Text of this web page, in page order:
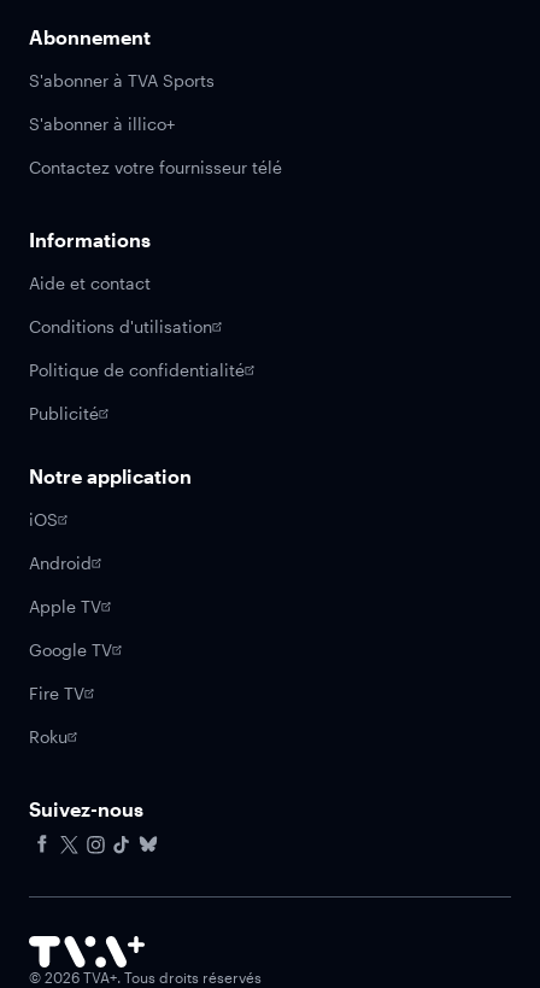
Abonnement
S'abonner à TVA Sports
S'abonner à illico+
Contactez votre fournisseur télé
Informations
Aide et contact
Conditions d'utilisation
Politique de confidentialité
Publicité
Notre application
iOS
Android
Apple TV
Google TV
Fire TV
Roku
Suivez-nous
© 2026 TVA+. Tous droits réservés